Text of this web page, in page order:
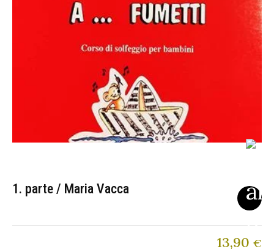
1. parte / Maria Vacca
13,90 €